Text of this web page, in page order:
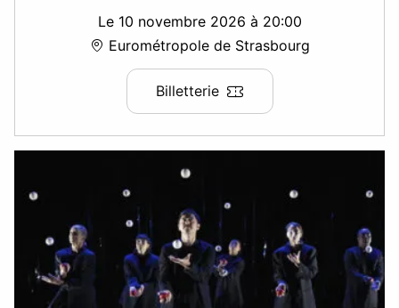
Le 10 novembre 2026 à 20:00
Eurométropole de Strasbourg
Billetterie